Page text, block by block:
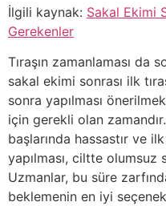
İlgili kaynak: Sakal Ekimi
Gerekenler
Tıraşın zamanlaması da
sakal ekimi sonrası ilk
sonra yapılması
için gerekli olan
başlarında hassastır ve
yapılması, ciltte
Uzmanlar, bu süre
beklemenin en iyi